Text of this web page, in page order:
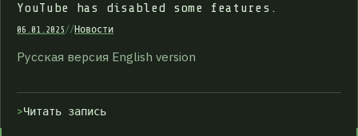
YouTube has disabled some features.
06.01.2025//Новости
Русская версия English version
Читать запись